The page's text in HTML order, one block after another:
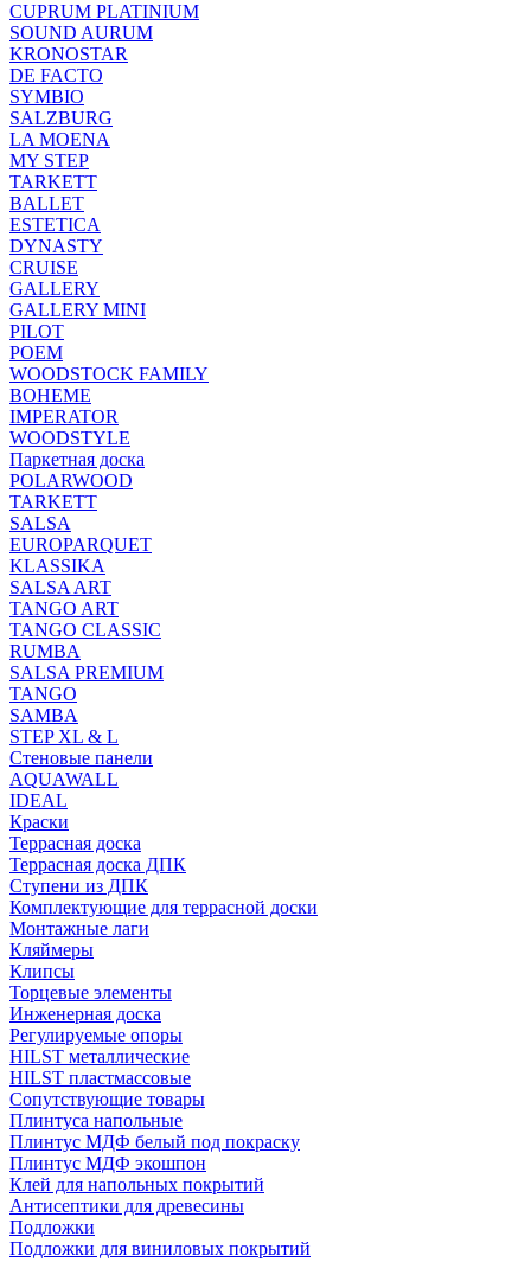
CUPRUM PLATINIUM
SOUND AURUM
KRONOSTAR
DE FACTO
SYMBIO
SALZBURG
LA MOENA
MY STEP
TARKETT
BALLET
ESTETICA
DYNASTY
CRUISE
GALLERY
GALLERY MINI
PILOT
POEM
WOODSTOCK FAMILY
BOHEME
IMPERATOR
WOODSTYLE
Паркетная доска
POLARWOOD
TARKETT
SALSA
EUROPARQUET
KLASSIKA
SALSA ART
TANGO ART
TANGO CLASSIC
RUMBA
SALSA PREMIUM
TANGO
SAMBA
STEP XL & L
Стеновые панели
AQUAWALL
IDEAL
Краски
Террасная доска
Террасная доска ДПК
Ступени из ДПК
Комплектующие для террасной доски
Монтажные лаги
Кляймеры
Клипсы
Торцевые элементы
Инженерная доска
Регулируемые опоры
HILST металлические
HILST пластмассовые
Сопутствующие товары
Плинтуса напольные
Плинтус МДФ белый под покраску
Плинтус МДФ экошпон
Клей для напольных покрытий
Антисептики для древесины
Подложки
Подложки для виниловых покрытий